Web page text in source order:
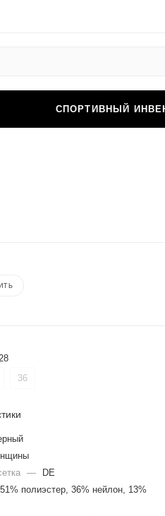
СПОРТИВНЫЙ
36
—
DE
51% полиэстер, 36% нейлон, 13%